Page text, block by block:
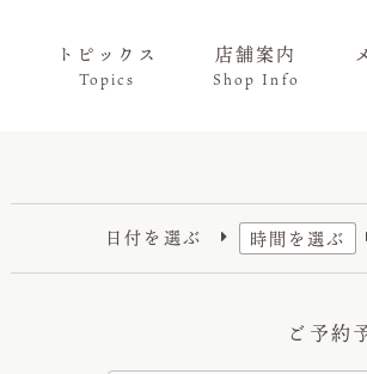
トピックス
Topics
店舗案内
Shop Info
日付を選ぶ  時間を選ぶ